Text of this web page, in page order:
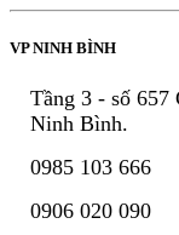
VP NINH BÌNH
Tầng 3 - số
Ninh Bình.
0985 103 666
0906 020 090